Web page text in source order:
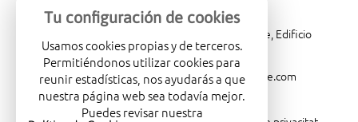
Carretera de Madrid Km. 4, 03007 Alicante, Edificio
Administrativo, planta 3ª
966081001
merca@mercalicante.com
Tu configuración de cookies
Usamos cookies propias y de terceros.
Permitiéndonos utilizar cookies para
reunir estadísticas, nos ayudarás a que
nuestra página web sea todavía mejor.
Puedes revisar nuestra